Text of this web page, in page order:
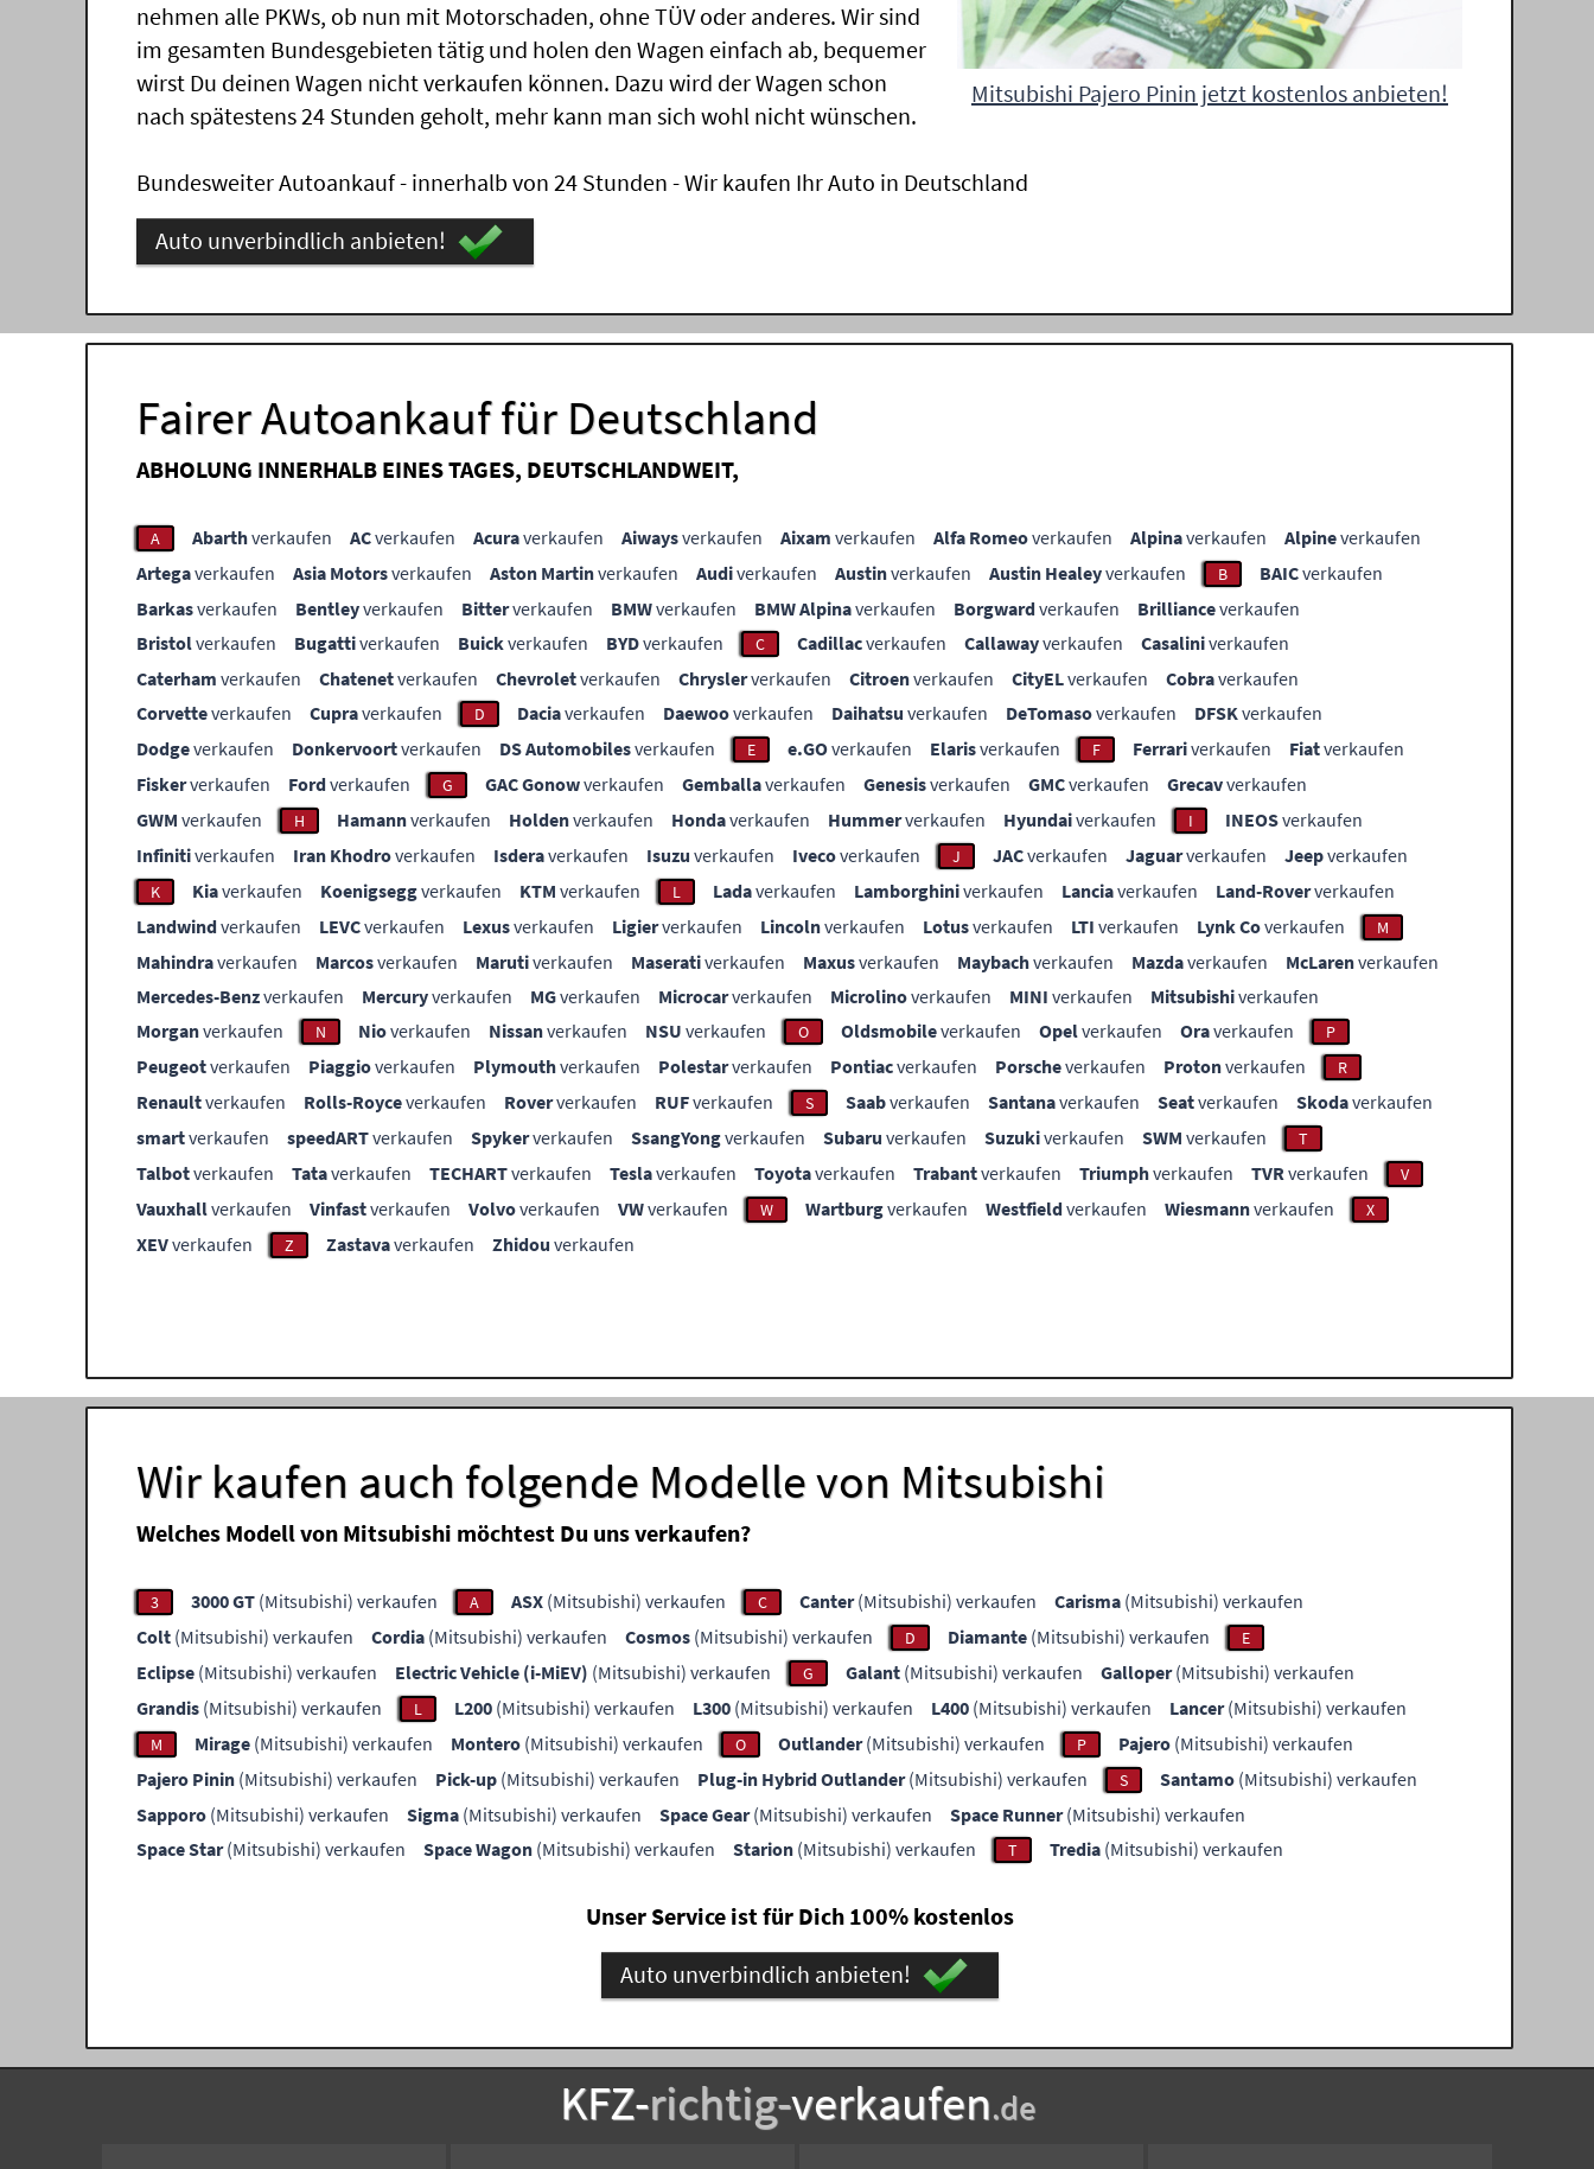
Mitsubishi Pajero Pinin jetzt kostenlos anbieten!
nehmen alle PKWs, ob nun mit Motorschaden, ohne TÜV oder anderes. Wir sind
im gesamten Bundesgebieten tätig und holen den Wagen einfach ab, bequemer
wirst Du deinen Wagen nicht verkaufen können. Dazu wird der Wagen schon
nach spätestens 24 Stunden geholt, mehr kann man sich wohl nicht wünschen.
Bundesweiter Autoankauf - innerhalb von 24 Stunden - Wir kaufen Ihr Auto in Deutschland
Auto unverbindlich anbieten!
Fairer Autoankauf für Deutschland
ABHOLUNG INNERHALB EINES TAGES, DEUTSCHLANDWEIT,
A Abarthverkaufen ACverkaufen Acuraverkaufen Aiwaysverkaufen Aixam verkaufen Alfa Romeoverkaufen Alpinaverkaufen Alpineverkaufen
Artegaverkaufen Asia Motorsverkaufen Aston Martinverkaufen Audiverkaufen Austinverkaufen Austin Healeyverkaufen B BAICverkaufen
Barkasverkaufen Bentleyverkaufen Bitterverkaufen BMWverkaufen BMW Alpinaverkaufen Borgwardverkaufen Brillianceverkaufen
Bristolverkaufen Bugattiverkaufen Buickverkaufen BYDverkaufen C Cadillacverkaufen Callawayverkaufen Casaliniverkaufen
Caterham verkaufen Chatenetverkaufen Chevroletverkaufen Chryslerverkaufen Citroenverkaufen CityELverkaufen Cobraverkaufen
Corvetteverkaufen Cupraverkaufen D Daciaverkaufen Daewooverkaufen Daihatsu verkaufen DeTomasoverkaufen DFSKverkaufen
Dodgeverkaufen Donkervoortverkaufen DS Automobilesverkaufen E e.GOverkaufen Elarisverkaufen F Ferrariverkaufen Fiatverkaufen
Fiskerverkaufen Fordverkaufen G GAC Gonowverkaufen Gemballaverkaufen Genesisverkaufen GMCverkaufen Grecavverkaufen
GWM verkaufen H Hamannverkaufen Holdenverkaufen Hondaverkaufen Hummerverkaufen Hyundaiverkaufen I INEOSverkaufen
Infinitiverkaufen Iran Khodroverkaufen Isderaverkaufen Isuzu verkaufen Ivecoverkaufen J JACverkaufen Jaguarverkaufen Jeepverkaufen
K Kiaverkaufen Koenigseggverkaufen KTM verkaufen L Ladaverkaufen Lamborghiniverkaufen Lanciaverkaufen Land-Roververkaufen
Landwindverkaufen LEVCverkaufen Lexusverkaufen Ligierverkaufen Lincolnverkaufen Lotusverkaufen LTI verkaufen Lynk Coverkaufen M
Mahindraverkaufen Marcosverkaufen Marutiverkaufen Maserativerkaufen Maxusverkaufen Maybachverkaufen Mazdaverkaufen McLarenverkaufen
Mercedes-Benzverkaufen Mercuryverkaufen MGverkaufen Microcarverkaufen Microlinoverkaufen MINI verkaufen Mitsubishiverkaufen
Morganverkaufen N Nioverkaufen Nissanverkaufen NSU verkaufen O Oldsmobileverkaufen Opelverkaufen Oraverkaufen P
Peugeotverkaufen Piaggioverkaufen Plymouthverkaufen Polestarverkaufen Pontiacverkaufen Porscheverkaufen Protonverkaufen R
Renaultverkaufen Rolls-Royceverkaufen Roververkaufen RUFverkaufen S Saabverkaufen Santanaverkaufen Seatverkaufen Skodaverkaufen
smartverkaufen speedARTverkaufen Spykerverkaufen SsangYongverkaufen Subaru verkaufen Suzukiverkaufen SWM verkaufen T
Talbotverkaufen Tataverkaufen TECHARTverkaufen Teslaverkaufen Toyotaverkaufen Trabantverkaufen Triumphverkaufen TVRverkaufen V
Vauxhallverkaufen Vinfastverkaufen Volvoverkaufen VWverkaufen W Wartburgverkaufen Westfieldverkaufen Wiesmannverkaufen X
XEVverkaufen Z Zastavaverkaufen Zhidou verkaufen
Wir kaufen auch folgende Modelle von Mitsubishi
Welches Modell von Mitsubishi möchtest Du uns verkaufen?
3 3000 GT (Mitsubishi) verkaufen A ASX (Mitsubishi) verkaufen C Canter(Mitsubishi) verkaufen Carisma (Mitsubishi) verkaufen
Colt (Mitsubishi) verkaufen Cordia (Mitsubishi) verkaufen Cosmos (Mitsubishi) verkaufen D Diamante (Mitsubishi) verkaufen E
Eclipse (Mitsubishi) verkaufen Electric Vehicle (i-MiEV) (Mitsubishi) verkaufen G Galant (Mitsubishi) verkaufen Galloper(Mitsubishi) verkaufen
Grandis (Mitsubishi) verkaufen L L200 (Mitsubishi) verkaufen L300 (Mitsubishi) verkaufen L400 (Mitsubishi) verkaufen Lancer(Mitsubishi) verkaufen
M Mirage (Mitsubishi) verkaufen Montero (Mitsubishi) verkaufen O Outlander(Mitsubishi) verkaufen P Pajero (Mitsubishi) verkaufen
Pajero Pinin (Mitsubishi) verkaufen Pick-up (Mitsubishi) verkaufen Plug-in Hybrid Outlander(Mitsubishi) verkaufen S Santamo (Mitsubishi) verkaufen
Sapporo (Mitsubishi) verkaufen Sigma (Mitsubishi) verkaufen Space Gear(Mitsubishi) verkaufen Space Runner(Mitsubishi) verkaufen
Space Star(Mitsubishi) verkaufen Space Wagon (Mitsubishi) verkaufen Starion (Mitsubishi) verkaufen T Tredia (Mitsubishi) verkaufen
Unser Service ist für Dich 100% kostenlos
Auto unverbindlich anbieten!
KFZ-richtig-verkaufen.de